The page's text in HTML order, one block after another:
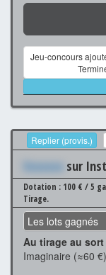
Jeu-concours
Replier (provis.)
Xxxxxxx sur
Dotation : 100 € / 5
Tirage.
Les lots gagnés
Au tirage au sort
Imaginaire (≈60